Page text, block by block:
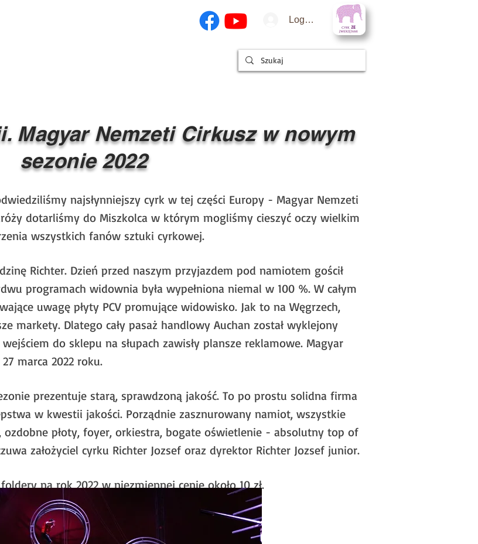
Logowanie
Magyar Nemzeti Cirkusz w nowym
sezonie 2022
najsłynniejszy cyrk w tej części Europy - Magyar Nemzeti
dotarliśmy do Miszkolca w którym mogliśmy cieszyć oczy wielkim
wszystkich fanów sztuki cyrkowej.
Richter. Dzień przed naszym przyjazdem pod namiotem gościł
programach widownia była wypełniona niemal w 100 %. W całym
uwagę płyty PCV promujące widowisko. Jak to na Węgrzech,
markety. Dlatego cały pasaż handlowy Auchan został wyklejony
do sklepu na słupach zawisły plansze reklamowe. Magyar
marca 2022 roku.
prezentuje starą, sprawdzoną jakość. To po prostu solidna firma
w kwestii jakości. Porządnie zasznurowany namiot, wszystkie
płoty, foyer, orkiestra, bogate oświetlenie - absolutny top of
założyciel cyrku Richter Jozsef oraz dyrektor Richter Jozsef junior.
na rok 2022 w niezmiennej cenie około 10 zł.